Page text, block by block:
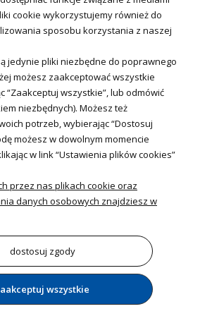
cookie wykorzystujemy również do
sposobu korzystania z naszej
jedynie pliki niezbędne do poprawnego
możesz zaakceptować wszystkie
“Zaakceptuj wszystkie”, lub odmówić
niezbędnych). Możesz też
potrzeb, wybierając “Dostosuj
możesz w dowolnym momencie
w link “Ustawienia plików cookies”
przez nas plikach cookie oraz
danych osobowych znajdziesz w
dostosuj zgody
wszystkie